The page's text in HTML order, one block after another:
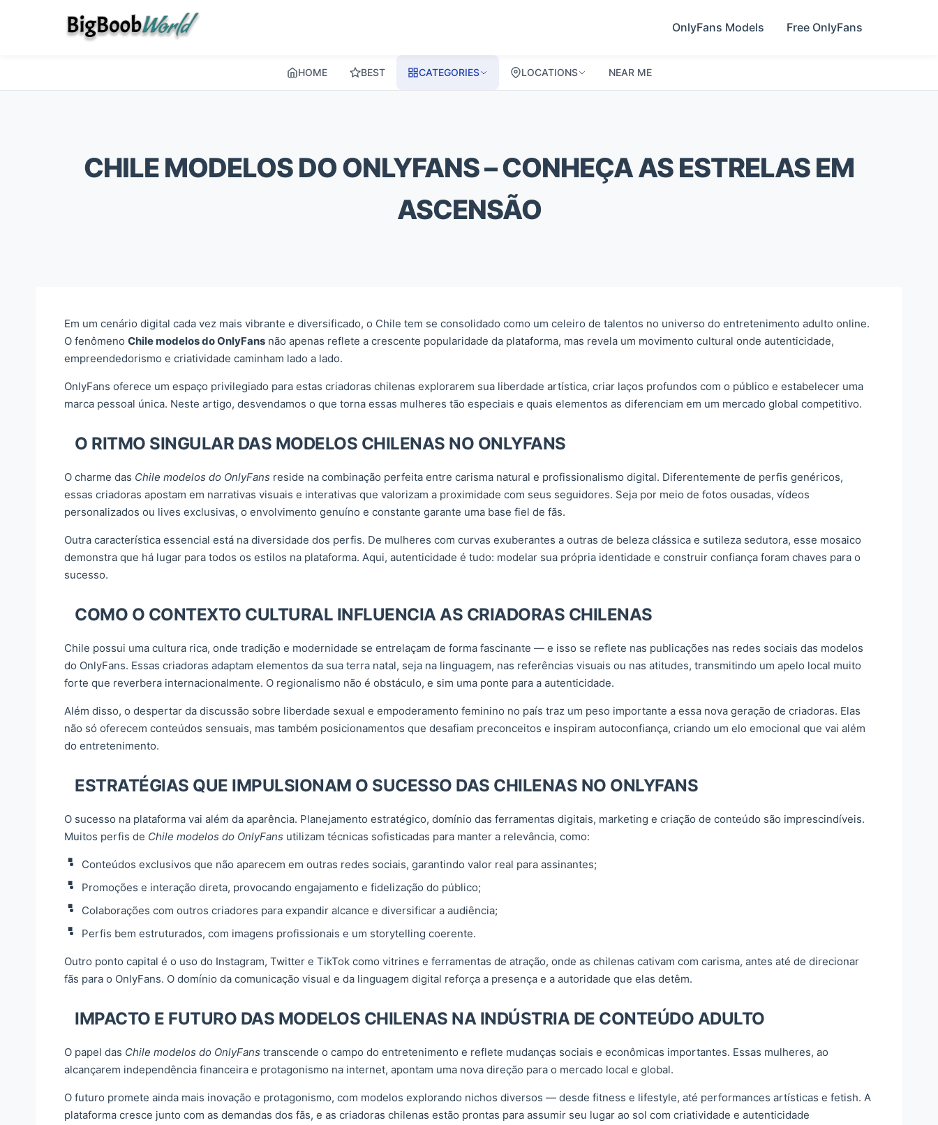
OnlyFans Models Free OnlyFans
HOME BEST CATEGORIES LOCATIONS NEAR ME
CHILE MODELOS DO ONLYFANS – CONHEÇA AS ESTRELAS EM
ASCENSÃO
Em um cenário digital cada vez mais vibrante e diversificado, o Chile tem se consolidado como um celeiro de talentos no universo do entretenimento adulto online.
O fenômeno Chile modelos do OnlyFans não apenas reflete a crescente popularidade da plataforma, mas revela um movimento cultural onde autenticidade,
empreendedorismo e criatividade caminham lado a lado.
OnlyFans oferece um espaço privilegiado para estas criadoras chilenas explorarem sua liberdade artística, criar laços profundos com o público e estabelecer uma
marca pessoal única. Neste artigo, desvendamos o que torna essas mulheres tão especiais e quais elementos as diferenciam em um mercado global competitivo.
O RITMO SINGULAR DAS MODELOS CHILENAS NO ONLYFANS
O charme das Chile modelos do OnlyFans reside na combinação perfeita entre carisma natural e profissionalismo digital. Diferentemente de perfis genéricos,
essas criadoras apostam em narrativas visuais e interativas que valorizam a proximidade com seus seguidores. Seja por meio de fotos ousadas, vídeos
personalizados ou lives exclusivas, o envolvimento genuíno e constante garante uma base fiel de fãs.
Outra característica essencial está na diversidade dos perfis. De mulheres com curvas exuberantes a outras de beleza clássica e sutileza sedutora, esse mosaico
demonstra que há lugar para todos os estilos na plataforma. Aqui, autenticidade é tudo: modelar sua própria identidade e construir confiança foram chaves para o
sucesso.
COMO O CONTEXTO CULTURAL INFLUENCIA AS CRIADORAS CHILENAS
Chile possui uma cultura rica, onde tradição e modernidade se entrelaçam de forma fascinante — e isso se reflete nas publicações nas redes sociais das modelos
do OnlyFans. Essas criadoras adaptam elementos da sua terra natal, seja na linguagem, nas referências visuais ou nas atitudes, transmitindo um apelo local muito
forte que reverbera internacionalmente. O regionalismo não é obstáculo, e sim uma ponte para a autenticidade.
Além disso, o despertar da discussão sobre liberdade sexual e empoderamento feminino no país traz um peso importante a essa nova geração de criadoras. Elas
não só oferecem conteúdos sensuais, mas também posicionamentos que desafiam preconceitos e inspiram autoconfiança, criando um elo emocional que vai além
do entretenimento.
ESTRATÉGIAS QUE IMPULSIONAM O SUCESSO DAS CHILENAS NO ONLYFANS
O sucesso na plataforma vai além da aparência. Planejamento estratégico, domínio das ferramentas digitais, marketing e criação de conteúdo são imprescindíveis.
Muitos perfis de Chile modelos do OnlyFans utilizam técnicas sofisticadas para manter a relevância, como:
Conteúdos exclusivos que não aparecem em outras redes sociais, garantindo valor real para assinantes;
Promoções e interação direta, provocando engajamento e fidelização do público;
Colaborações com outros criadores para expandir alcance e diversificar a audiência;
Perfis bem estruturados, com imagens profissionais e um storytelling coerente.
Outro ponto capital é o uso do Instagram, Twitter e TikTok como vitrines e ferramentas de atração, onde as chilenas cativam com carisma, antes até de direcionar
fãs para o OnlyFans. O domínio da comunicação visual e da linguagem digital reforça a presença e a autoridade que elas detêm.
IMPACTO E FUTURO DAS MODELOS CHILENAS NA INDÚSTRIA DE CONTEÚDO ADULTO
O papel das Chile modelos do OnlyFans transcende o campo do entretenimento e reflete mudanças sociais e econômicas importantes. Essas mulheres, ao
alcançarem independência financeira e protagonismo na internet, apontam uma nova direção para o mercado local e global.
O futuro promete ainda mais inovação e protagonismo, com modelos explorando nichos diversos — desde fitness e lifestyle, até performances artísticas e fetish. A
plataforma cresce junto com as demandas dos fãs, e as criadoras chilenas estão prontas para assumir seu lugar ao sol com criatividade e autenticidade